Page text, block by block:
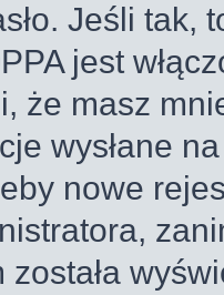
Jeśli tak,
jest
że masz
wysłane
nowe
została